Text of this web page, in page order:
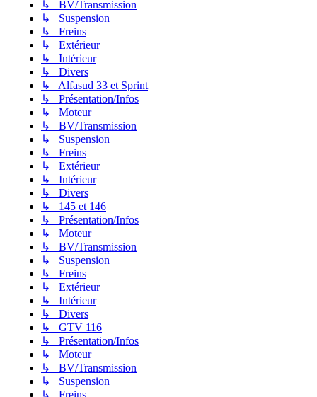
↳ BV/Transmission
↳ Suspension
↳ Freins
↳ Extérieur
↳ Intérieur
↳ Divers
↳ Alfasud 33 et Sprint
↳ Présentation/Infos
↳ Moteur
↳ BV/Transmission
↳ Suspension
↳ Freins
↳ Extérieur
↳ Intérieur
↳ Divers
↳ 145 et 146
↳ Présentation/Infos
↳ Moteur
↳ BV/Transmission
↳ Suspension
↳ Freins
↳ Extérieur
↳ Intérieur
↳ Divers
↳ GTV 116
↳ Présentation/Infos
↳ Moteur
↳ BV/Transmission
↳ Suspension
↳ Freins